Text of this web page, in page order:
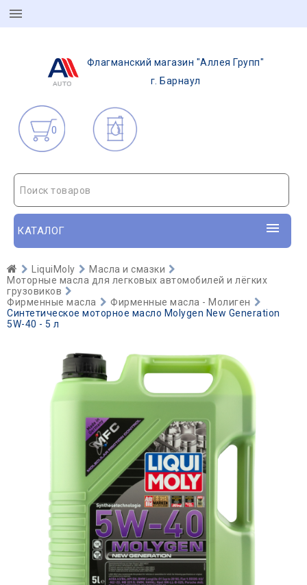
Флагманский магазин "Аллея Групп"
г. Барнаул
0
Поиск товаров
КАТАЛОГ
LiquiMoly
Масла и смазки
Моторные масла для легковых автомобилей и лёгких
грузовиков
Фирменные масла
Фирменные масла - Молиген
Синтетическое моторное масло Molygen New Generation
5W-40 - 5 л